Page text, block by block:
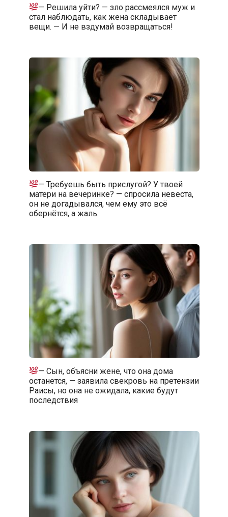
— Решила уйти? — зло рассмеялся муж и
стал наблюдать, как жена складывает
вещи. — И не вздумай возвращаться!
— Требуешь быть прислугой? У твоей
матери на вечеринке? — спросила невеста,
он не догадывался, чем ему это всё
обернётся, а жаль.
— Сын, объясни жене, что она дома
останется, — заявила свекровь на претензии
Раисы, но она не ожидала, какие будут
последствия